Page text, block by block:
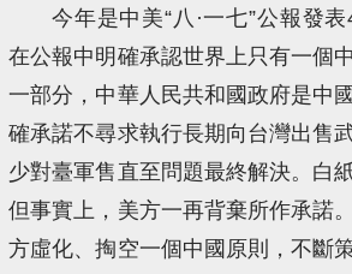
今年是中美“八·一七”公報發
在公報中明確承認世界上只有一個
一部分，中華人民共和國政府是中
確承諾不尋求執行長期向台灣出售
少對臺軍售直至問題最終解決。白
但事實上，美方一再背棄所作承諾
方虛化、掏空一個中國原則，不斷